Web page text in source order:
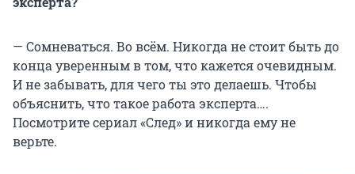
— Сомневаться. Во всём. Никогда не стоит быть до
конца уверенным в том, что кажется очевидным.
И не забывать, для чего ты это делаешь. Чтобы
объяснить, что такое работа эксперта….
Посмотрите сериал «След» и никогда ему не
верьте.